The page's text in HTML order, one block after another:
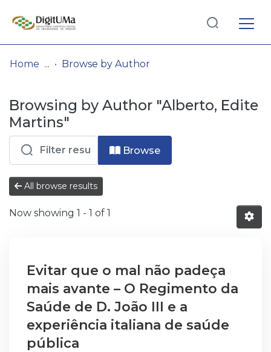
& Collections
Browse repository
Entities
Log
In(current)
Home Browse by Author
Browsing by Author "Alberto, Edite
Martins"
Browse
All browse results
Now showing 1 - 1 of 1
Evitar que o mal não padeça
mais avante – O Regimento da
Saúde de D. João III e a
experiência italiana de saúde
pública